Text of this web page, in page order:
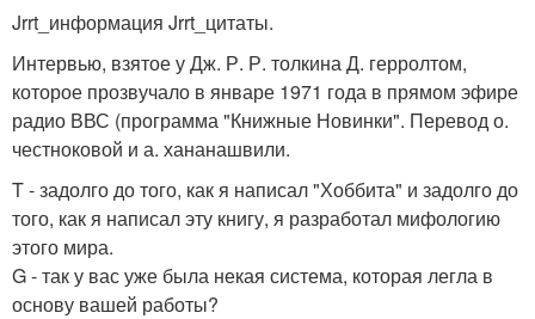
Jrrt_информация Jrrt_цитаты.
Интервью, взятое у Дж. Р. Р. толкина Д. герролтом,
которое прозвучало в январе 1971 года в прямом эфире
радио ВВС (программа "Книжные Новинки". Перевод о.
честноковой и а. хананашвили.
T - задолго до того, как я написал "Хоббита" и задолго до
того, как я написал эту книгу, я разработал мифологию
этого мира.
G - так у вас уже была некая система, которая легла в
основу вашей работы?